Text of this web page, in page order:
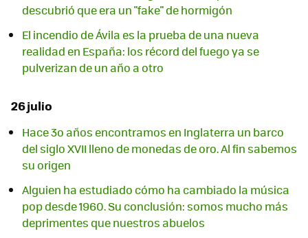
descubrió que era un "fake" de hormigón
El incendio de Ávila es la prueba de una nueva
realidad en España: los récord del fuego ya se
pulverizan de un año a otro
26 julio
Hace 3o años encontramos en Inglaterra un barco
del siglo XVII lleno de monedas de oro. Al fin sabemos
su origen
Alguien ha estudiado cómo ha cambiado la música
pop desde 1960. Su conclusión: somos mucho más
deprimentes que nuestros abuelos